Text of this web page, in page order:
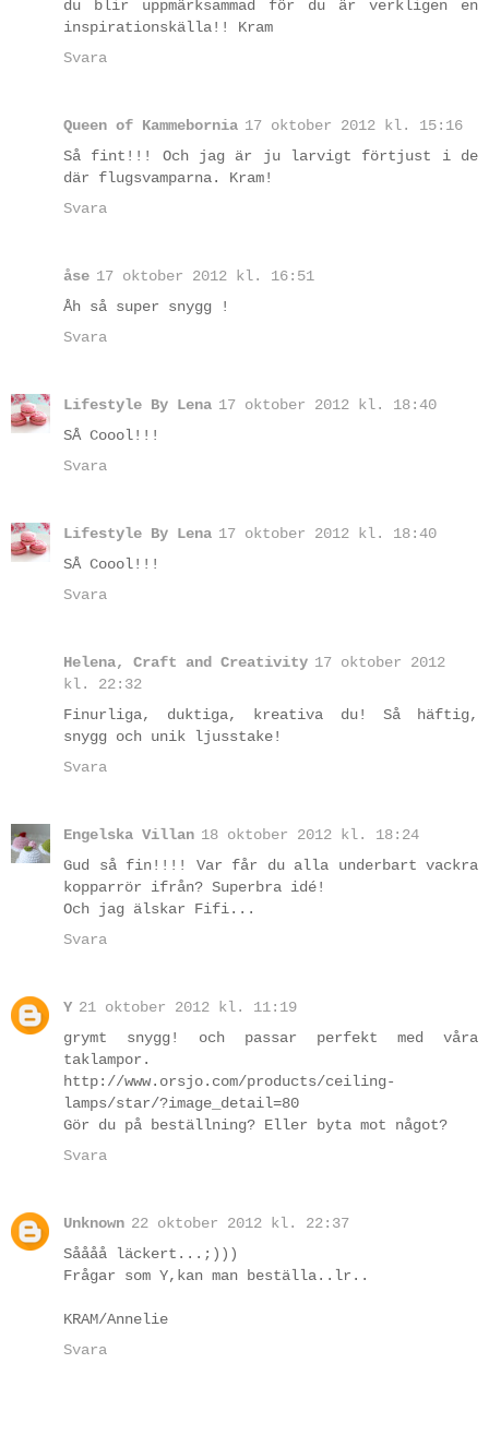
du blir uppmärksammad för du är verkligen en
inspirationskälla!! Kram
Svara
Queen of Kammebornia 17 oktober 2012 kl. 15:16
Så fint!!! Och jag är ju larvigt förtjust i de
där flugsvamparna. Kram!
Svara
åse 17 oktober 2012 kl. 16:51
Åh så super snygg !
Svara
Lifestyle By Lena 17 oktober 2012 kl. 18:40
SÅ Coool!!!
Svara
Lifestyle By Lena 17 oktober 2012 kl. 18:40
SÅ Coool!!!
Svara
Helena, Craft and Creativity 17 oktober 2012
kl. 22:32
Finurliga, duktiga, kreativa du! Så häftig,
snygg och unik ljusstake!
Svara
Engelska Villan 18 oktober 2012 kl. 18:24
Gud så fin!!!! Var får du alla underbart vackra
kopparrör ifrån? Superbra idé!
Och jag älskar Fifi...
Svara
Y 21 oktober 2012 kl. 11:19
grymt snygg! och passar perfekt med våra
taklampor.
http://www.orsjo.com/products/ceiling-
lamps/star/?image_detail=80
Gör du på beställning? Eller byta mot något?
Svara
Unknown 22 oktober 2012 kl. 22:37
Såååå läckert...;)))
Frågar som Y,kan man beställa..lr..
KRAM/Annelie
Svara